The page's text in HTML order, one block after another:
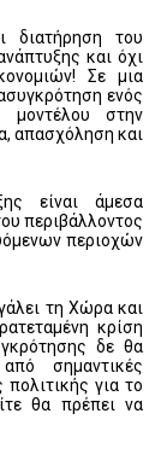
διατήρηση του
και όχι
Σε μια
ενός
μοντέλου στην
απασχόληση και
είναι άμεσα
περιβάλλοντος
περιοχών
τη Χώρα και
κρίση
δε θα
σημαντικές
για το
θα πρέπει να